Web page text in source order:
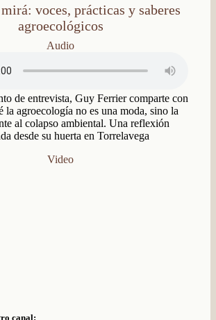
voces, prácticas y saberes
agroecológicos
Audio
de entrevista, Guy Ferrier comparte con
la agroecología no es una moda, sino la
al colapso ambiental. Una reflexión
desde su huerta en Torrelavega
Video